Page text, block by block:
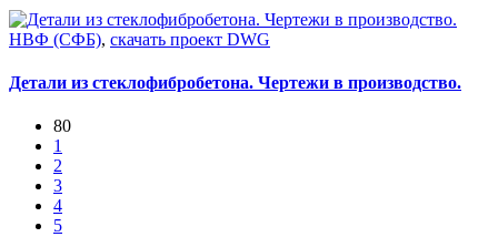
НВФ (СФБ), скачать проект DWG
Детали из стеклофибробетона. Чертежи в производство.
80
1
2
3
4
5